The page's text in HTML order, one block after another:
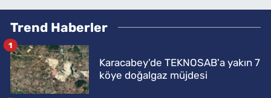
Trend Haberler
Karacabey'de TEKNOSAB'a yakın 7
köye doğalgaz müjdesi
1